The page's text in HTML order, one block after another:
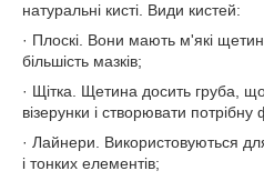
натуральні кисті. Види кистей:
· Плоскі. Вони мають м'які
більшість мазків;
· Щітка. Щетина досить груба,
візерунки і створювати потрібну
· Лайнери. Використовуються
і тонких елементів;